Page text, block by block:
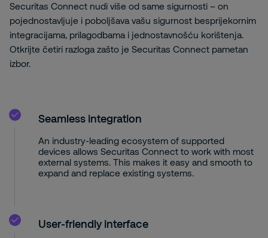
Securitas Connect nudi više od same sigurnosti – on
pojednostavljuje i poboljšava vašu sigurnost besprijekornim
integracijama, prilagodbama i jednostavnošću korištenja.
Otkrijte četiri razloga zašto je Securitas Connect pametan
izbor.
Seamless integration
An industry-leading ecosystem of supported
devices allows Securitas Connect to work with most
external systems. This makes it easy and smooth to
expand and replace existing systems.
User-friendly interface